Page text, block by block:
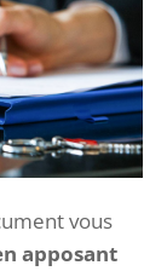
vous
apposant